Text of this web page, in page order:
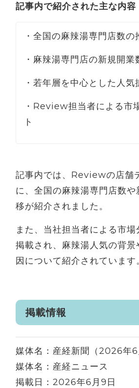
記事内で紹介された主な内容
・全国の麻辣湯専門店数の
・麻辣湯専門店の新規開業
・若年層を中心とした人気
・Review担当者による市
ト
記事内では、Reviewの店舗
に、全国の麻辣湯専門店数や
移が紹介されました。
また、当社担当者による市場
掲載され、麻辣湯人気の背
因について紹介されています
掲載情報
媒体名：産経新聞（2026年6
媒体名：産経ニュース
掲載日：2026年6月9日